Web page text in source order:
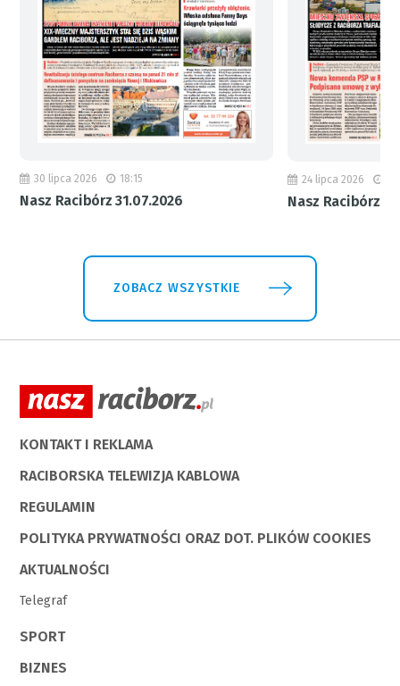
30 lipca 2026 18:15
Nasz Racibórz 31.07.2026
24 lipca 2026
Nasz Racibórz
ZOBACZ WSZYSTKIE
KONTAKT I REKLAMA
RACIBORSKA TELEWIZJA KABLOWA
REGULAMIN
POLITYKA PRYWATNOŚCI ORAZ DOT. PLIKÓW COOKIES
AKTUALNOŚCI
Telegraf
SPORT
BIZNES